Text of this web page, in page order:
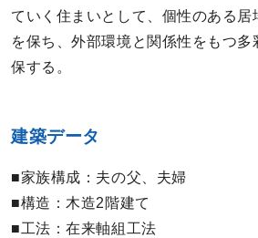
ていく住まいとして、個性のある
を保ち、外部環境と関係性をもつ
保する。
建築データ
■家族構成：夫の父、夫婦
■構造：木造2階建て
■工法：在来軸組工法